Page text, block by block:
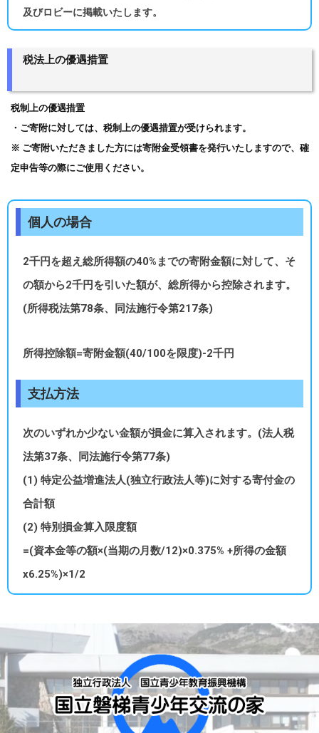
及びロビーに掲載いたします。
税法上の優遇措置
税制上の優遇措置
・ご寄附に対しては、税制上の優遇措置が受けられます。
※ ご寄附いただきました方には寄附金受領書を発行いたしますので、確
定申告等の際にご使用ください。
個人の場合
2千円を超え総所得額の40%までの寄附金額に対して、そ
の額から2千円を引いた額が、総所得から控除されます。
(所得税法第78条、同法施行令第217条)
所得控除額=寄附金額(40/100を限度)-2千円
支払方法
次のいずれか少ない金額が損金に算入されます。(法人税
法第37条、同法施行令第77条)
(1) 特定公益増進法人(独立行政法人等)に対する寄付金の
合計額
(2) 特別損金算入限度額
=(資本金等の額×(当期の月数/12)×0.375% +所得の金額
x6.25%)×1/2